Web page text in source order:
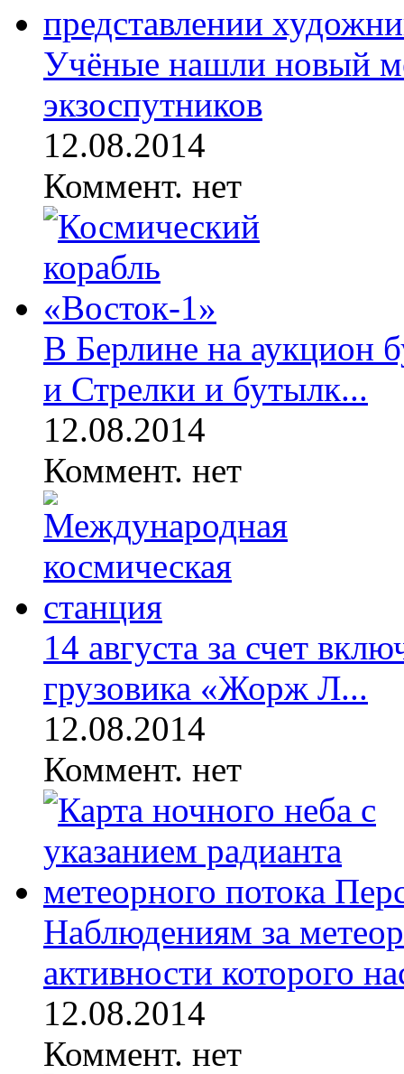
Учёные нашли новый
экзоспутников
12.08.2014
Коммент. нет
В Берлине на аукцион
и Стрелки и бутылк...
12.08.2014
Коммент. нет
14 августа за счет
грузовика «Жорж Л...
12.08.2014
Коммент. нет
Наблюдениям за
активности которого
12.08.2014
Коммент. нет